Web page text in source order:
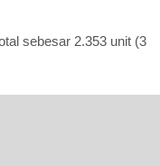
sebesar 2.353 unit (3